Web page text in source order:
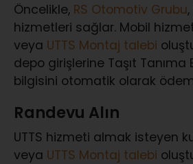
Öncelikle, RS Otomotiv Grubu
hizmetleri sağlar. Mobil
veya UTTS Montaj talebi
depo girişlerine Taşıt
bilgisini otomatik olarak
Randevu Alın
UTTS hizmeti almak isteyen
veya UTTS Montaj talebi